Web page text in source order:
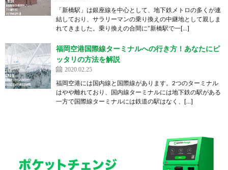
「新橋駅」は銀座線を中心として、地下鉄メトロの多くが連
結しており、サラリーマンの乗り換えの中継地として親しま
れてきました。乗り換えの合間に”新橋駅で一[…]
福岡空港国際線ターミナルへの行き方！あなたにピ
ッタリの方法を解説
2020.02.25
福岡空港には国内線と国際線があります。2つのターミナル
はやや離れており、国内線ターミナルには地下鉄の駅がある
一方で国際線ターミナルには鉄道の駅はなく、[…]